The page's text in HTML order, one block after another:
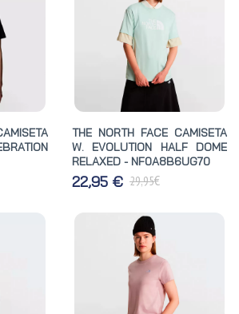
THE NORTH FACE CAMISETA
W. EVOLUTION HALF DOME
RELAXED - NF0A8B6UG70
22,95 € 29,95€